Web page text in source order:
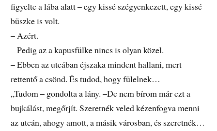
figyelte a lába alatt – egy kissé szégyenkezett, egy kissé
büszke is volt.
– Azért.
– Pedig az a kapusfülke nincs is olyan közel.
– Ebben az utcában éjszaka mindent hallani, mert
rettentő a csönd. És tudod, hogy fülelnek…
„Tudom – gondolta a lány. –De nem bírom már ezt a
bujkálást, megőrjít. Szeretnék veled kézenfogva menni
az utcán, ahogy amott, a másik városban, és szeretnék…